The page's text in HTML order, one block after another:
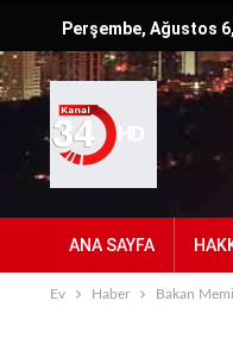
Perşembe, Ağustos
ANA SAYFA
Ev Haber Bakan